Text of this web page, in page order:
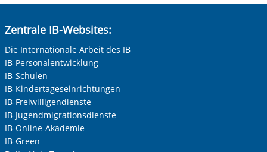
Zentrale IB-Websites:
Die Internationale Arbeit des IB
IB-Personalentwicklung
IB-Schulen
IB-Kindertageseinrichtungen
IB-Freiwilligendienste
IB-Jugendmigrationsdienste
IB-Online-Akademie
IB-Green